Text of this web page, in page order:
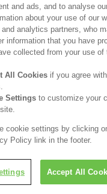
03-5630-7130
すようお客様の氏名、
ミリ番号をご記入くだ
and ads, and to analyse
about your use of our
analytics partners, who
information that you have
collected from your use of
All Cookies if you agree
Settingsto customize your
cookie settings by clicking
Policy link in the footer.
Accept All